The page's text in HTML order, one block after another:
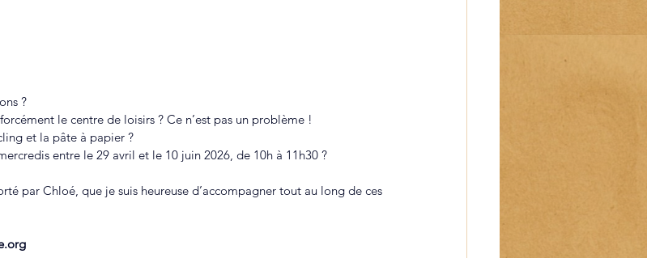
?
le centre de loisirs ? Ce n’est pas un problème !
et la pâte à papier ?
entre le 29 avril et le 10 juin 2026, de 10h à 11h30 ?
par Chloé, que je suis heureuse d’accompagner tout au long de ces